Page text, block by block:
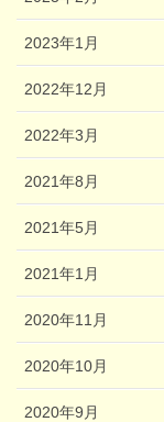
2023年1月
2022年12月
2022年3月
2021年8月
2021年5月
2021年1月
2020年11月
2020年10月
2020年9月